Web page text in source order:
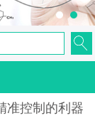
准控制的利器